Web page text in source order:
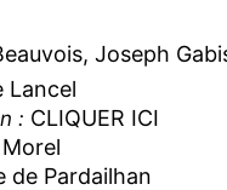
Joseph
Lancel
: CLIQUER ICI
de Pardailhan